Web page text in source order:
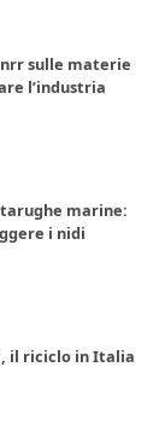
sulle materie
l’industria
marine:
i nidi
il riciclo in Italia